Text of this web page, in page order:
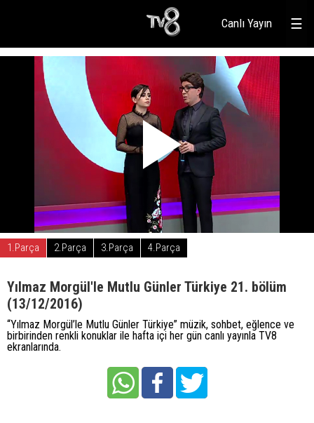
☰
Canlı Yayın
1.Parça 2.Parça 3.Parça 4.Parça
Yılmaz Morgül'le Mutlu Günler Türkiye 21. bölüm
(13/12/2016)
“Yılmaz Morgül’le Mutlu Günler Türkiye” müzik, sohbet, eğlence ve
birbirinden renkli konuklar ile hafta içi her gün canlı yayınla TV8
ekranlarında.